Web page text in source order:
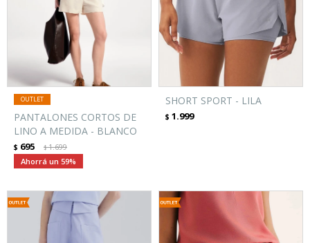
PANTALONES CORTOS DE
LINO A MEDIDA - BLANCO
$ 695 $1.699
59
SHORT SPORT - LILA
$ 1.999